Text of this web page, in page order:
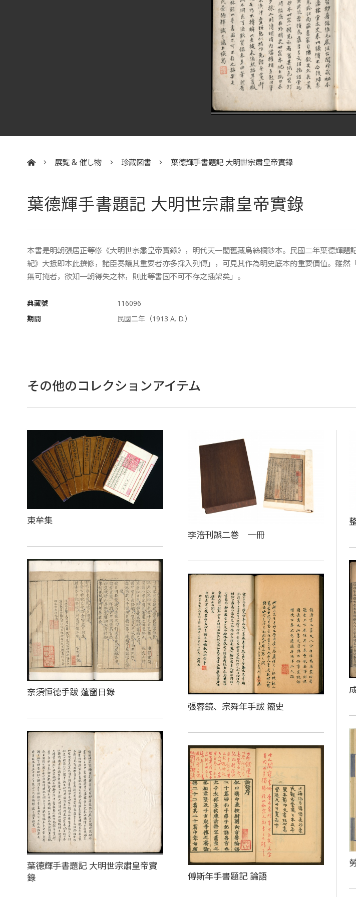
展覧 & 催し物 珍蔵図書 葉德輝手書題記 大明世宗肅皇帝實錄
葉德輝手書題記 大明世宗肅皇帝實錄
本書是明朝張居正等修《大明世宗肅皇帝實錄》，明代天一閣舊藏烏絲欄鈔本。民國二年葉德輝
紀》大抵即本此撰修，諸臣奏議其重要者亦多採入列傳」，可見其作為明史底本的重要價值。雖然
無可掩者，欲知一朝得失之林，則此等書固不可不存之插架矣」。
典藏號
116096
期間
民國二年（1913 A. D.）
その他のコレクションアイテム
東牟集
李涪刊誤二巻 一冊
奈須恒德手跋 蓬窗日錄
張蓉鏡、宗舜年手跋 籀史
葉德輝手書題記 大明世宗肅皇帝實
錄
傅斯年手書題記 論語